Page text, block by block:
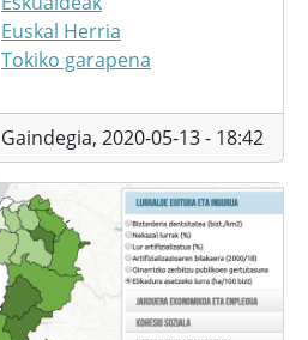
Euskal Herria
Tokiko garapena
Gaindegia, 2020-05-13 - 18:42